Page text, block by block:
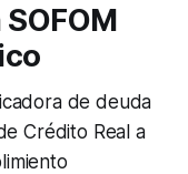
de deuda
Crédito Real a